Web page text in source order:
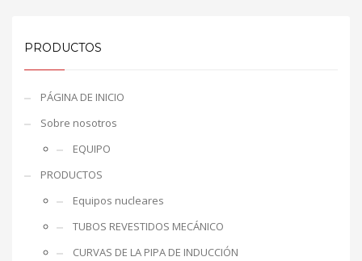
PRODUCTOS
PÁGINA DE INICIO
Sobre nosotros
EQUIPO
PRODUCTOS
Equipos nucleares
TUBOS REVESTIDOS MECÁNICO
CURVAS DE LA PIPA DE INDUCCIÓN